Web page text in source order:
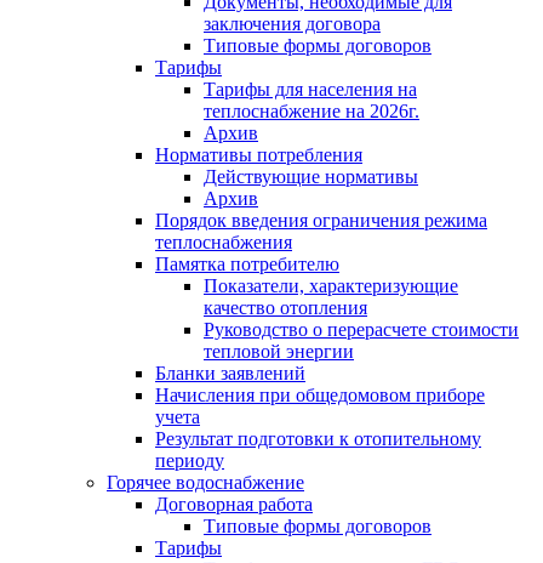
заключения договора
Типовые формы договоров
Тарифы
Тарифы для населения на
теплоснабжение на 2026г.
Архив
Нормативы потребления
Действующие нормативы
Архив
Порядок введения ограничения режима
теплоснабжения
Памятка потребителю
Показатели, характеризующие
качество отопления
Руководство о перерасчете стоимости
тепловой энергии
Бланки заявлений
Начисления при общедомовом приборе
учета
Результат подготовки к отопительному
периоду
Горячее водоснабжение
Договорная работа
Типовые формы договоров
Тарифы